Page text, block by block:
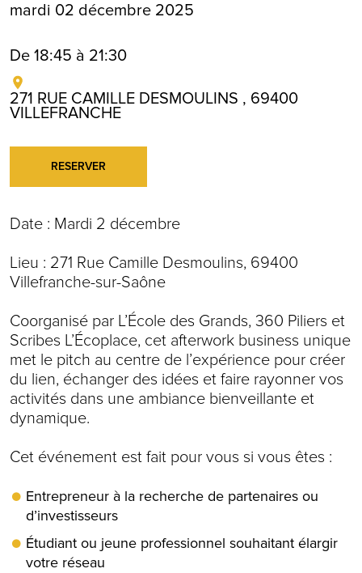
mardi 02 décembre 2025
De 18:45 à 21:30
271 RUE CAMILLE DESMOULINS , 69400
VILLEFRANCHE
RESERVER
Date : Mardi 2 décembre
Lieu : 271 Rue Camille Desmoulins, 69400
Villefranche-sur-Saône
Coorganisé par L’École des Grands, 360 Piliers et
Scribes L’Écoplace, cet afterwork business unique
met le pitch au centre de l’expérience pour créer
du lien, échanger des idées et faire rayonner vos
activités dans une ambiance bienveillante et
dynamique.
Cet événement est fait pour vous si vous êtes :
Entrepreneur à la recherche de partenaires ou
d’investisseurs
Étudiant ou jeune professionnel souhaitant élargir
votre réseau